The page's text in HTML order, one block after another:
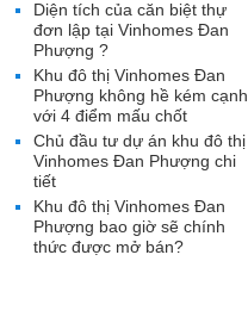
Diện tích của căn biệt thự
đơn lập tại Vinhomes Đan
Phượng ?
Khu đô thị Vinhomes Đan
Phượng không hề kém cạnh
với 4 điểm mấu chốt
Chủ đầu tư dự án khu đô thị
Vinhomes Đan Phượng chi
tiết
Khu đô thị Vinhomes Đan
Phượng bao giờ sẽ chính
thức được mở bán?